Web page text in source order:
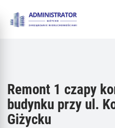
Remont 1 czapy
budynku przy ul.
Giżycku